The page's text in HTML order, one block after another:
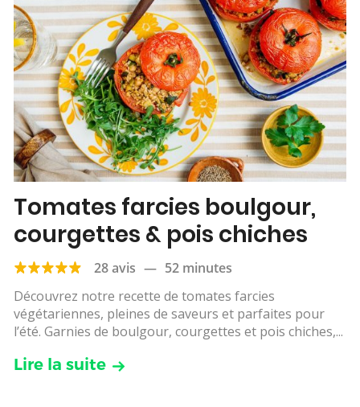
Tomates farcies boulgour,
courgettes & pois chiches
28 avis — 52 minutes
Découvrez notre recette de tomates farcies
végétariennes, pleines de saveurs et parfaites pour
l’été. Garnies de boulgour, courgettes et pois chiches,...
Lire la suite